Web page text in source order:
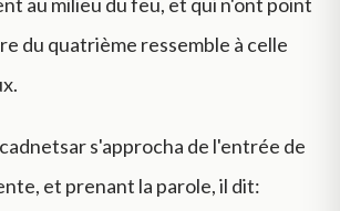
du quatrième ressemble à celle
s'approcha de l'entrée de
et prenant la parole, il dit: